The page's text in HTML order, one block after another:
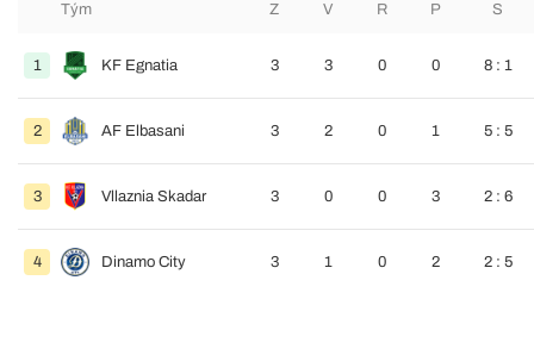
Tým Z V R P S
1 KF Egnatia 3 3 0 0 8 : 1
2 AF Elbasani 3 2 0 1 5 : 5
3 Vllaznia Skadar 3 0 0 3 2 : 6
4 Dinamo City 3 1 0 2 2 : 5